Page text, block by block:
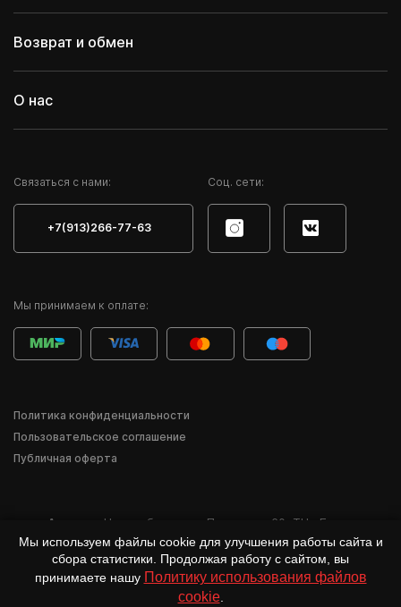
Возврат и обмен
О нас
Мы принимаем к оплате:
Cвязаться с нами:
+7(913)266-77-63
Соц. сети:
Политика конфиденциальности
Пользовательское соглашение
Публичная оферта
Адрес: г. Новосибирск ул. Писарева, 60 ТЦ «Баzа»
*Деятельность компании Meta Inc. и её продуктов Instagram, Facebook и др.
признана в России экстремистской и запрещена.
Мы используем файлы cookie для улучшения работы сайта и
сбора статистики. Продолжая работу с сайтом, вы
принимаете нашу Политику использования файлов
cookie.